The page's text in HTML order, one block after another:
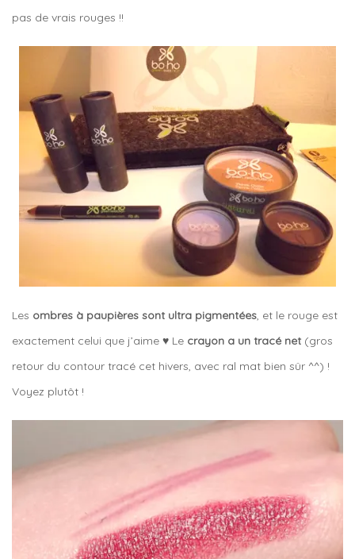
pas de vrais rouges !!
Les ombres à paupières sont ultra pigmentées, et le rouge est
exactement celui que j’aime ♥ Le crayon a un tracé net (gros
retour du contour tracé cet hivers, avec ral mat bien sûr ^^) !
Voyez plutôt !